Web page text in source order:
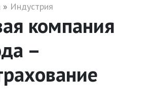
» Индустрия
компания
–